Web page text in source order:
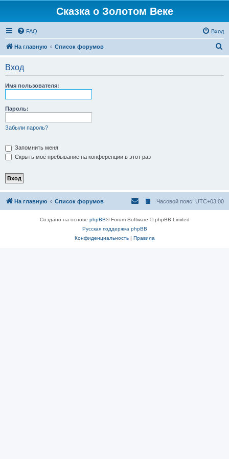
Сказка о Золотом Веке
FAQ Вход
На главную Список форумов
Вход
Имя пользователя:
Пароль:
Забыли пароль?
Запомнить меня
Скрыть моё пребывание на конференции в этот раз
На главную Список форумов Часовой пояс: UTC+03:00
Создано на основе phpBB® Forum Software © phpBB Limited
Русская поддержка phpBB
Конфиденциальность| Правила